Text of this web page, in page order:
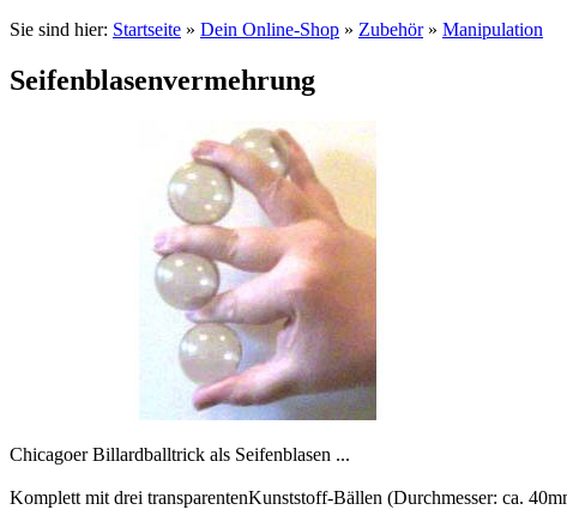
Sie sind hier: Startseite » Dein Online-Shop » Zubehör» Manipulation
Seifenblasenvermehrung
Chicagoer Billardballtrick als Seifenblasen ...
Komplett mit drei transparentenKunststoff-Bällen (Durchmesser: ca.